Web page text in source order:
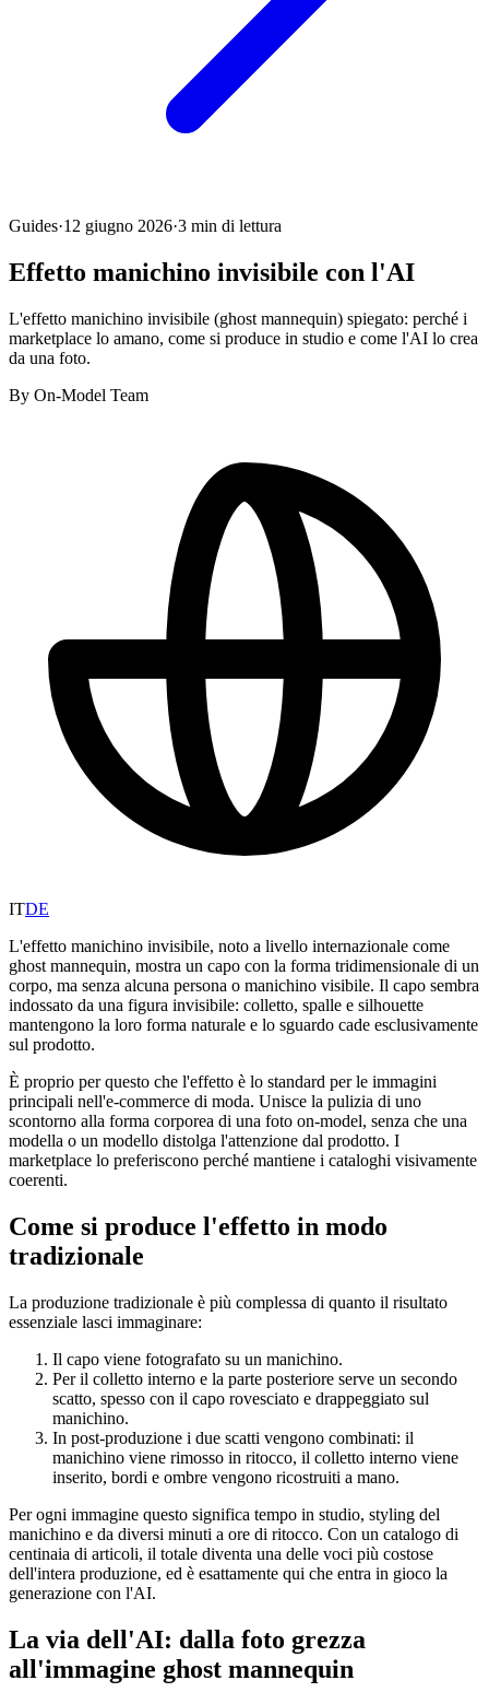
Guides·12 giugno 2026·3 min di lettura
Effetto manichino invisibile con l'AI
L'effetto manichino invisibile (ghost mannequin) spiegato: perché i
marketplace lo amano, come si produce in studio e come l'AI lo crea
da una foto.
By On-Model Team
ITDE
L'effetto manichino invisibile, noto a livello internazionale come
ghost mannequin, mostra un capo con la forma tridimensionale di un
corpo, ma senza alcuna persona o manichino visibile. Il capo sembra
indossato da una figura invisibile: colletto, spalle e silhouette
mantengono la loro forma naturale e lo sguardo cade esclusivamente
sul prodotto.
È proprio per questo che l'effetto è lo standard per le immagini
principali nell'e-commerce di moda. Unisce la pulizia di uno
scontorno alla forma corporea di una foto on-model, senza che una
modella o un modello distolga l'attenzione dal prodotto. I
marketplace lo preferiscono perché mantiene i cataloghi visivamente
coerenti.
Come si produce l'effetto in modo
tradizionale
La produzione tradizionale è più complessa di quanto il risultato
essenziale lasci immaginare:
Il capo viene fotografato su un manichino.
Per il colletto interno e la parte posteriore serve un secondo
scatto, spesso con il capo rovesciato e drappeggiato sul
manichino.
In post-produzione i due scatti vengono combinati: il
manichino viene rimosso in ritocco, il colletto interno viene
inserito, bordi e ombre vengono ricostruiti a mano.
Per ogni immagine questo significa tempo in studio, styling del
manichino e da diversi minuti a ore di ritocco. Con un catalogo di
centinaia di articoli, il totale diventa una delle voci più costose
dell'intera produzione, ed è esattamente qui che entra in gioco la
generazione con l'AI.
La via dell'AI: dalla foto grezza
all'immagine ghost mannequin